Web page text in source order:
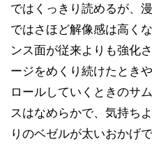
ではくっきり読めるが、
ではさほど解像感は高く
ンス面が従来よりも強化
ージをめくり続けたとき
ロールしていくときのサ
スはなめらかで、気持ち
りのベゼルが太いおかげ